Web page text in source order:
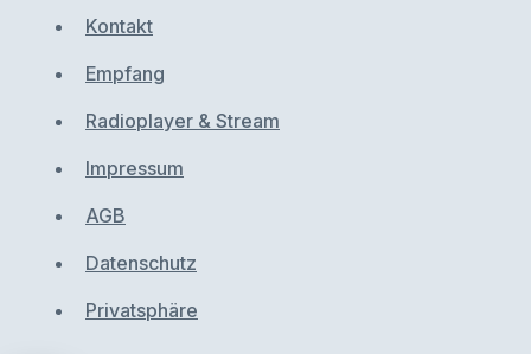
Kontakt
Empfang
Radioplayer & Stream
Impressum
AGB
Datenschutz
Privatsphäre